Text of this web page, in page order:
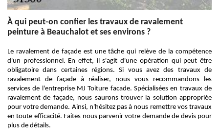
À qui peut-on confier les travaux de ravalement
peinture à Beauchalot et ses environs ?
Le ravalement de façade est une tâche qui relève de la compétence
d'un professionnel. En effet, il s'agit d'une opération qui peut être
obligatoire dans certaines régions. Si vous avez des travaux de
ravalement de façade à réaliser, nous vous recommandons les
services de l'entreprise MJ Toiture facade. Spécialisées en travaux de
ravalement de façade, nous saurons trouver la solution appropriée
pour votre demande. Ainsi, n'hésitez pas à nous remettre vos travaux
en toute efficacité. Faites nous parvenir votre demande de devis pour
plus de détails.